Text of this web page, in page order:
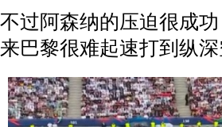
不过阿森纳的压迫很成
来巴黎很难起速打到纵